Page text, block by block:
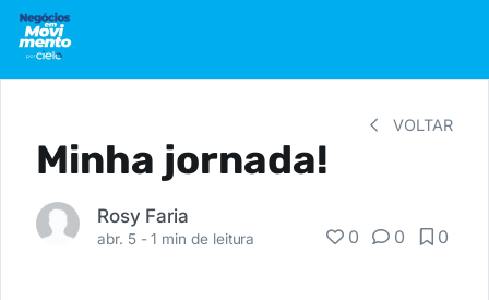
VOLTAR
Minha jornada!
Rosy Faria
abr. 5 -1 min de leitura 0 0 0